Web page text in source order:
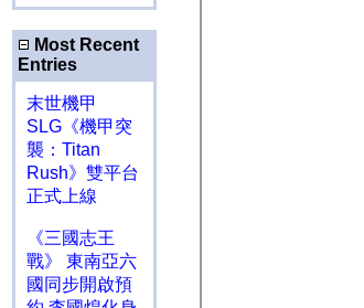
Most Recent
Entries
末世機甲
SLG《機甲突
襲：Titan
Rush》雙平台
正式上線
《三國志王
戰》 東南亞六
國同步開啟預